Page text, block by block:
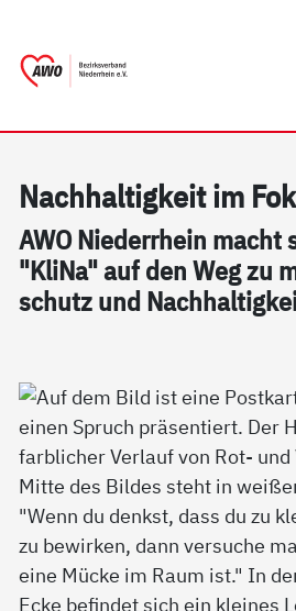
Nach­hal­tig­keit im
AWO Nie­der­r­hein macht
"Kli­Na" auf den Weg zu
schutz und